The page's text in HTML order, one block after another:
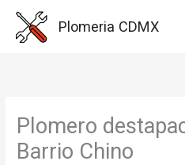
Plomeria CDMX
Plomero
Barrio Chino